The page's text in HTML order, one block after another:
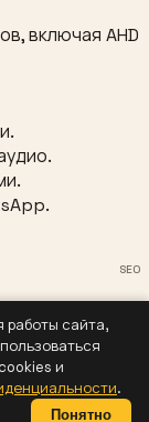
включая AHD
SEO
сайта,
и
.
Понятно